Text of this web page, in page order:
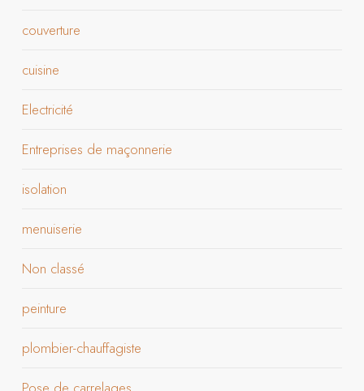
couverture
cuisine
Electricité
Entreprises de maçonnerie
isolation
menuiserie
Non classé
peinture
plombier-chauffagiste